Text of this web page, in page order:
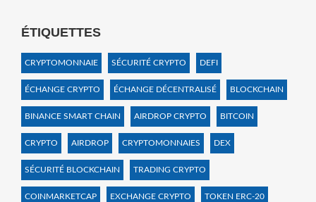
ÉTIQUETTES
CRYPTOMONNAIE SÉCURITÉ CRYPTO DEFI
ÉCHANGE CRYPTO ÉCHANGE DÉCENTRALISÉ BLOCKCHAIN
BINANCE SMART CHAIN AIRDROP CRYPTO BITCOIN
CRYPTO AIRDROP CRYPTOMONNAIES DEX
SÉCURITÉ BLOCKCHAIN TRADING CRYPTO
COINMARKETCAP EXCHANGE CRYPTO TOKEN ERC-20